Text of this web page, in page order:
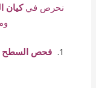
نحرص فيكيان
فحص السطح